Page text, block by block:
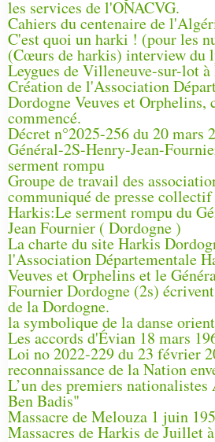
les services de l'ONACVG.
Cahiers du centenaire de
C'est quoi un harki ! (pour les
(Cœurs de harkis) interview du
Leygues de Villeneuve-sur-lot à
Création de l'Association
Dordogne Veuves et Orphelins,
commencé.
Décret n°2025-256 du 20 mars
Général-2S-Henry-Jean-
serment rompu
Groupe de travail des
communiqué de presse
Harkis:Le serment rompu du
Jean Fournier ( Dordogne )
La charte du site Harkis
l'Association Départementale
Veuves et Orphelins et le
Fournier Dordogne (2s)
de la Dordogne.
la symbolique de la danse
Les accords d'Évian 18 mars
Loi no 2022-229 du 23 février
reconnaissance de la Nation
L’un des premiers
Ben Badis"
Massacre de Melouza 1 juin
Massacres de Harkis de Juillet